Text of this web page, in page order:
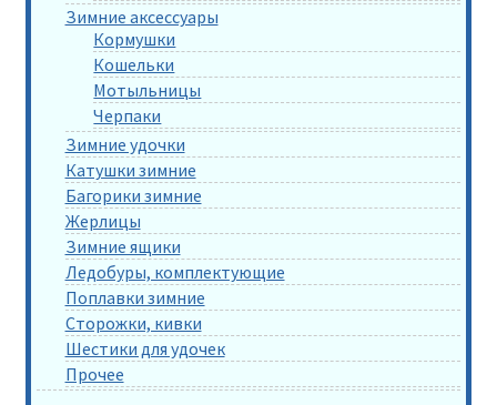
Зимние аксессуары
Кормушки
Кошельки
Мотыльницы
Черпаки
Зимние удочки
Катушки зимние
Багорики зимние
Жерлицы
Зимние ящики
Ледобуры, комплектующие
Поплавки зимние
Сторожки, кивки
Шестики для удочек
Прочее